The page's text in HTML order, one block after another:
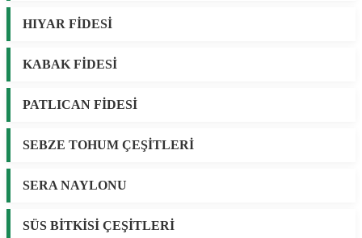
HIYAR FİDESİ
KABAK FİDESİ
PATLICAN FİDESİ
SEBZE TOHUM ÇEŞİTLERİ
SERA NAYLONU
SÜS BİTKİSİ ÇEŞİTLERİ